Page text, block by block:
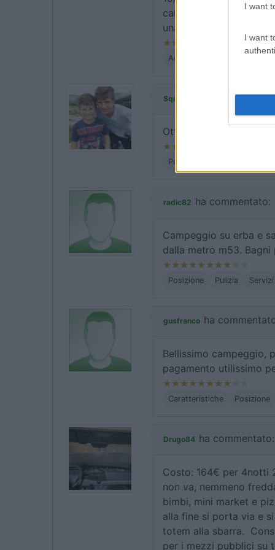
I want
I want
carico/scarico acqua
una sede e viene
Accessibilità
Squarcio ha commentato:
Ottimo per visitare
Posizione
radic82 ha commentato:
Campeggio su erba e
dalla metro m53.
Posizione Pulizia Servizi
gusfranco ha
Bellissimo campeggio,
pagamento utilissimo
Caratteristiche Posizione
Drugo84 ha commentato:
Costo: 164€ per 4notti
non va, nemmeno
bimbi, mini market e
alla fine si porta via e
totem alla sbarra.
per i mezzi pubblici su